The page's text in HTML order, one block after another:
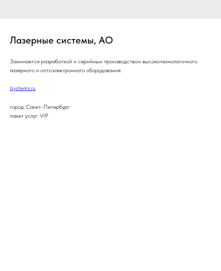
Лазерные системы, АО
Занимается разработкой и серийным производством высокотехнологичного
лазерного и оптоэлектронного оборудования.
lsystems.ru
город: Санкт-Петербург
пакет услуг: VIP